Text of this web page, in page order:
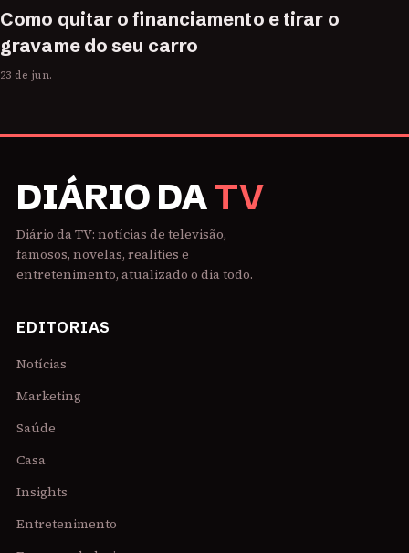
Como quitar o financiamento e tirar o
gravame do seu carro
23 de jun.
DIÁRIO DATV
Diário da TV: notícias de televisão,
famosos, novelas, realities e
entretenimento, atualizado o dia todo.
EDITORIAS
Notícias
Marketing
Saúde
Casa
Insights
Entretenimento